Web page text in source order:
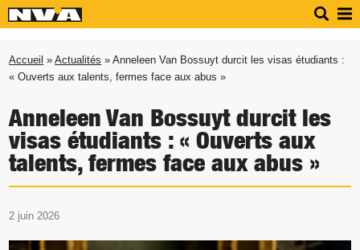
Accueil »Actualités » Anneleen Van Bossuyt durcit les visas étudiants :
« Ouverts aux talents, fermes face aux abus »
Anneleen Van Bossuyt durcit les
visas étudiants : « Ouverts aux
talents, fermes face aux abus »
2 juin 2026